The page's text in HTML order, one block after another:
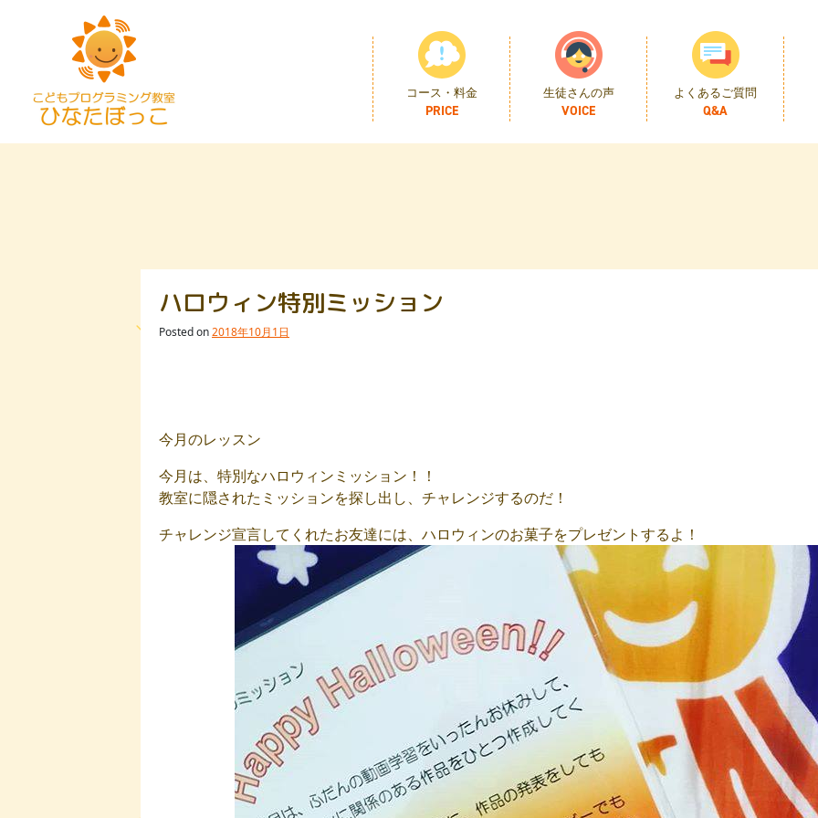
: The magic method InvisibleReCaptcha\MchLib\Plugin\MchBasePublicPlugin::__wakeup() must have public
/home/hinaotaru/hinakids.com/public_html/wp/wp-content/plugins/invisible-recaptcha/includes/plugin/
content
コース・料金 生徒さんの声 よくあるご質問
ハロウィン特別ミッション
Posted on2018年10月1日
今月のレッスン
今月は、特別なハロウィンミッション！！
教室に隠されたミッションを探し出し、チャレンジするのだ！
チャレンジ宣言してくれたお友達には、ハロウィンのお菓子をプレゼントするよ！